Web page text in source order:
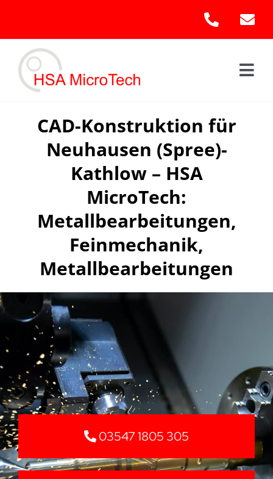
content
CAD-Konstruktion für
Neuhausen (Spree)-
Kathlow – HSA
MicroTech:
Metallbearbeitungen,
Feinmechanik,
Metallbearbeitungen
03547 1805 305